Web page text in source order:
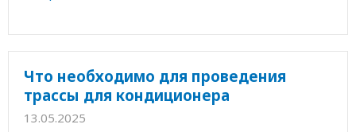
Что необходимо для проведения
трассы для кондиционера
13.05.2025